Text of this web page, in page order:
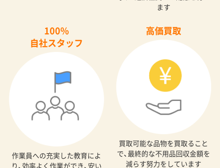
ます
100%
自社スタッフ
作業員への充実した教育によ
り、効率よく作業ができ、安い
高価買取
買取可能な品物を買取ること
で、最終的な不用品回収金額を
減らす努力をしています